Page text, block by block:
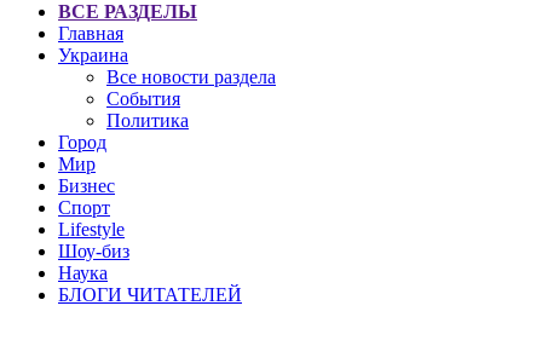
ВСЕ РАЗДЕЛЫ
Главная
Украина
Все новости раздела
События
Политика
Город
Мир
Бизнес
Спорт
Lifestyle
Шоу-биз
Наука
БЛОГИ ЧИТАТЕЛЕЙ